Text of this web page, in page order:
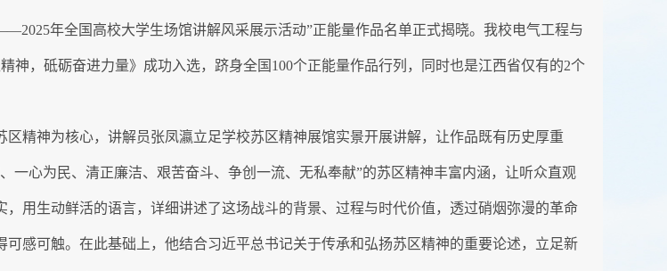
年全国高校大学生场馆讲解风采展示活动”正能量作品名单正式揭晓。我校电气工程与
，砥砺奋进力量》成功入选，跻身全国100个正能量作品行列，同时也是江西省仅有的2个
区精神为核心，讲解员张凤瀛立足学校苏区精神展馆实景开展讲解，让作品既有历史厚重
一心为民、清正廉洁、艰苦奋斗、争创一流、无私奉献”的苏区精神丰富内涵，让听众直观
用生动鲜活的语言，详细讲述了这场战斗的背景、过程与时代价值，透过硝烟弥漫的革命
感可触。在此基础上，他结合习近平总书记关于传承和弘扬苏区精神的重要论述，立足新